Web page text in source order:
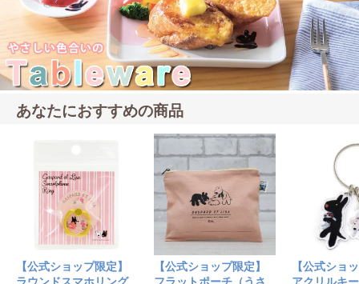
あなたにおすすめの商品
【公式ショップ限定】
【公式ショップ限定】
【公式ショ